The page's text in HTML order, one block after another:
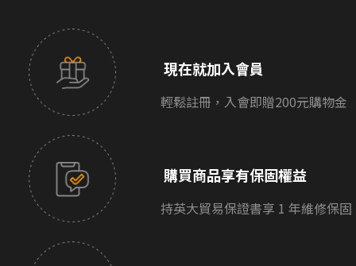
現在就加入會員
輕鬆註冊，入會即贈200元購物金
購買商品享有保固權益
持英大貿易保證書享 1 年維修保固